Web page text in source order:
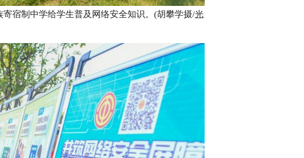
宿制中学给学生普及网络安全知识。(胡攀学摄/光